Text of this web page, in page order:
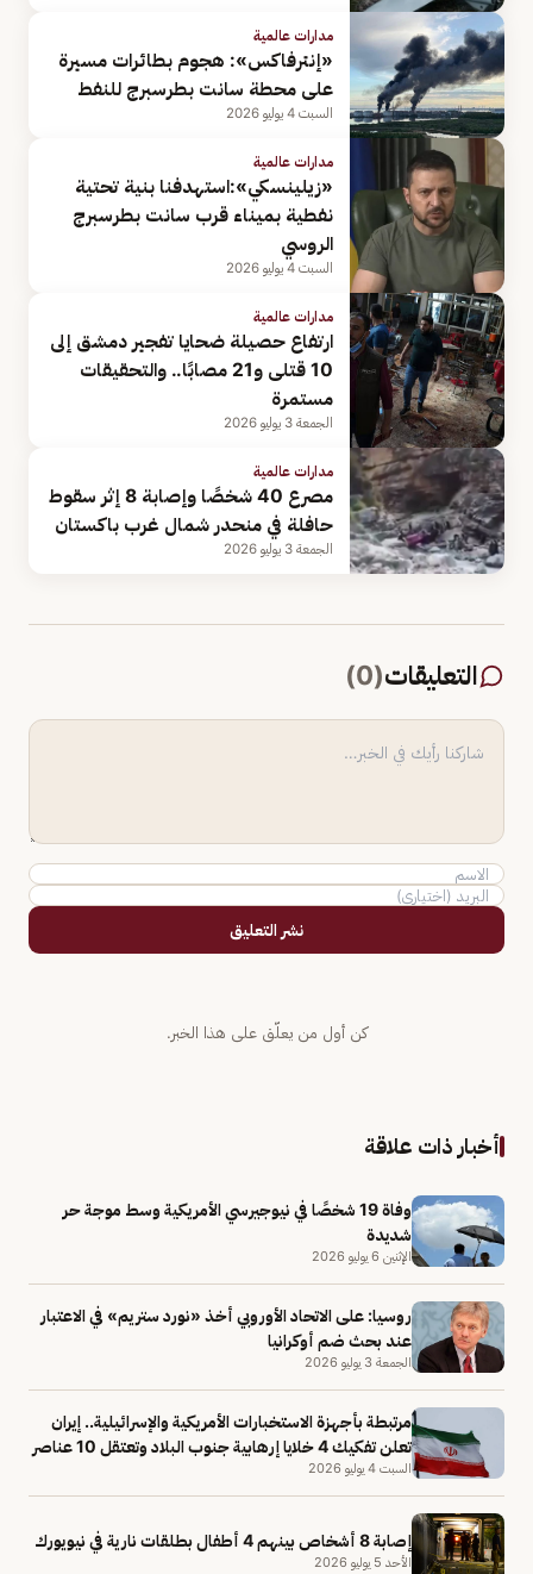
مدارات عالمية
«إنترفاكس»: هجوم بطائرات مسيرة
على محطة سانت بطرسبرج للنفط
السبت 4 يوليو 2026
مدارات عالمية
«زيلينسكي»:استهدفنا بنية تحتية
نفطية بميناء قرب سانت بطرسبرج
الروسي
السبت 4 يوليو 2026
مدارات عالمية
ارتفاع حصيلة ضحايا تفجير دمشق إلى
10 قتلى و21 مصابًا.. والتحقيقات
مستمرة
الجمعة 3 يوليو 2026
مدارات عالمية
مصرع 40 شخصًا وإصابة 8 إثر سقوط
حافلة في منحدر شمال غرب باكستان
الجمعة 3 يوليو 2026
التعليقات(
0
)
نشر التعليق
كن أول من يعلّق على هذا الخبر.
أخبار ذات علاقة
وفاة 19 شخصًا في نيوجيرسي الأمريكية وسط موجة حر
شديدة
الإثنين 6 يوليو 2026
روسيا: على الاتحاد الأوروبي أخذ «نورد ستريم» في الاعتبار
عند بحث ضم أوكرانيا
الجمعة 3 يوليو 2026
مرتبطة بأجهزة الاستخبارات الأمريكية والإسرائيلية.. إيران
تعلن تفكيك 4 خلايا إرهابية جنوب البلاد وتعتقل 10 عناصر
السبت 4 يوليو 2026
إصابة 8 أشخاص بينهم 4 أطفال بطلقات نارية في نيويورك
الأحد 5 يوليو 2026